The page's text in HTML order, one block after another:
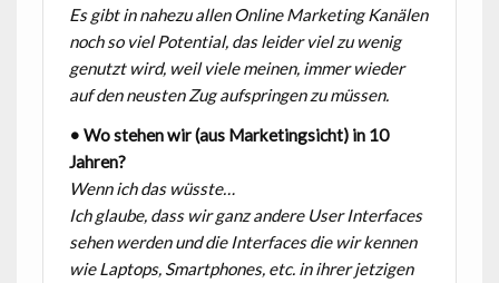
Es gibt in nahezu allen Online Marketing Kanälen
noch so viel Potential, das leider viel zu wenig
genutzt wird, weil viele meinen, immer wieder
auf den neusten Zug aufspringen zu müssen.
• Wo stehen wir (aus Marketingsicht) in 10
Jahren?
Wenn ich das wüsste…
Ich glaube, dass wir ganz andere User Interfaces
sehen werden und die Interfaces die wir kennen
wie Laptops, Smartphones, etc. in ihrer jetzigen